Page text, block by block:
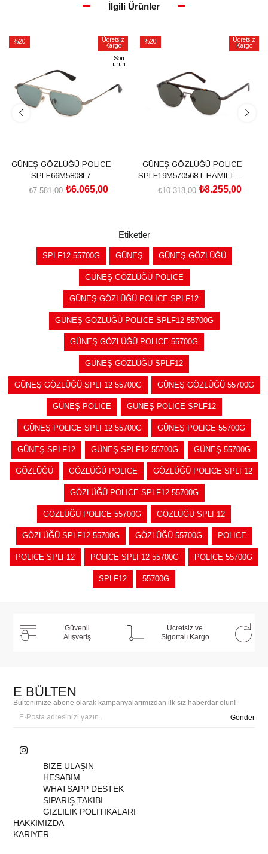
İlgili Ürünler
%20
Ücretsiz
Kargo
Son
ürün
GÜNEŞ GÖZLÜĞÜ POLICE
SPLF66M5808L7
₺6.065,00
₺7.581,00
%20
Ücretsiz
Kargo
GÜNEŞ GÖZLÜĞÜ POLICE
SPLE19M570568 L.HAMILTON
EDITION₺8.255,00
₺10.318,00
Etiketler
SPLF12 55700G GÜNEŞ GÜNEŞ GÖZLÜĞÜ
GÜNEŞ GÖZLÜĞÜ POLICE
GÜNEŞ GÖZLÜĞÜ POLICE SPLF12
GÜNEŞ GÖZLÜĞÜ POLICE SPLF12 55700G
GÜNEŞ GÖZLÜĞÜ POLICE 55700G
GÜNEŞ GÖZLÜĞÜ SPLF12
GÜNEŞ GÖZLÜĞÜ SPLF12 55700G GÜNEŞ GÖZLÜĞÜ 55700G
GÜNEŞ POLICE GÜNEŞ POLICE SPLF12
GÜNEŞ POLICE SPLF12 55700G GÜNEŞ POLICE 55700G
GÜNEŞ SPLF12 GÜNEŞ SPLF12 55700G GÜNEŞ 55700G
GÖZLÜĞÜ GÖZLÜĞÜ POLICE GÖZLÜĞÜ POLICE SPLF12
GÖZLÜĞÜ POLICE SPLF12 55700G
GÖZLÜĞÜ POLICE 55700G GÖZLÜĞÜ SPLF12
GÖZLÜĞÜ SPLF12 55700G GÖZLÜĞÜ 55700G POLICE
POLICE SPLF12 POLICE SPLF12 55700G POLICE 55700G
SPLF12 55700G
Güvenli
Alışveriş
Ücretsiz ve
Sigortalı Kargo
E BÜLTEN
Bültenimize abone olarak kampanyalarımızdan ilk siz haberdar olun!
Gönder
BIZE ULAŞIN
HESABIM
WHATSAPP DESTEK
SIPARIŞ TAKIBI
GIZLILIK POLITIKALARI
HAKKIMIZDA
KARIYER